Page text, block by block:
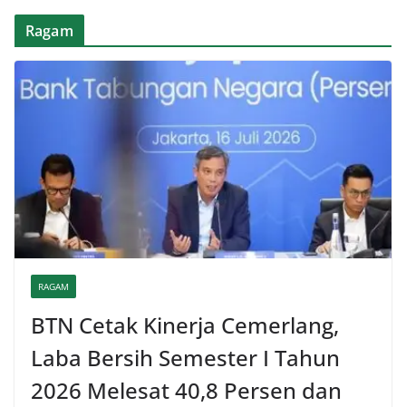
Ragam
RAGAM
BTN Cetak Kinerja Cemerlang,
Laba Bersih Semester I Tahun
2026 Melesat 40,8 Persen dan